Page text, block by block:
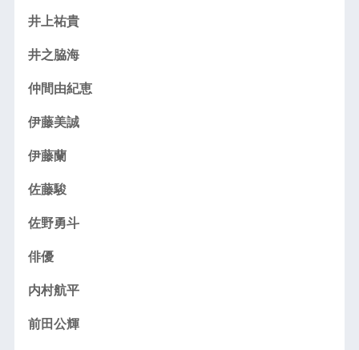
井上祐貴
井之脇海
仲間由紀恵
伊藤美誠
伊藤蘭
佐藤駿
佐野勇斗
俳優
内村航平
前田公輝